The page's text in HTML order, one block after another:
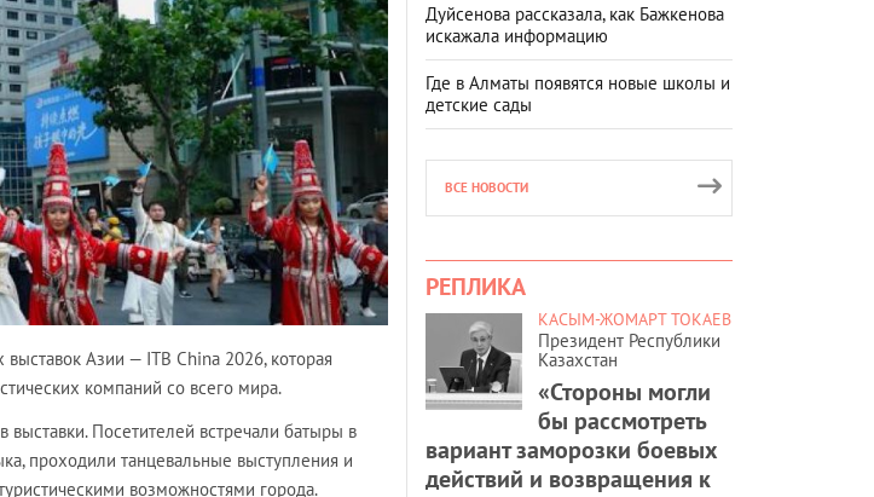
Азии — ITB China 2026, которая
компаний со всего мира.
выставки. Посетителей встречали батыры в
проходили танцевальные выступления и
возможностями города.
Дуйсенова рассказала, как Бажкенова
искажала информацию
Где в Алматы появятся новые школы и
детские сады
ВСЕ НОВОСТИ
РЕПЛИКА
КАСЫМ-ЖОМАРТ ТОКАЕВ
Президент Республики
Казахстан
«Стороны могли
бы рассмотреть
вариант заморозки боевых
действий и возвращения к